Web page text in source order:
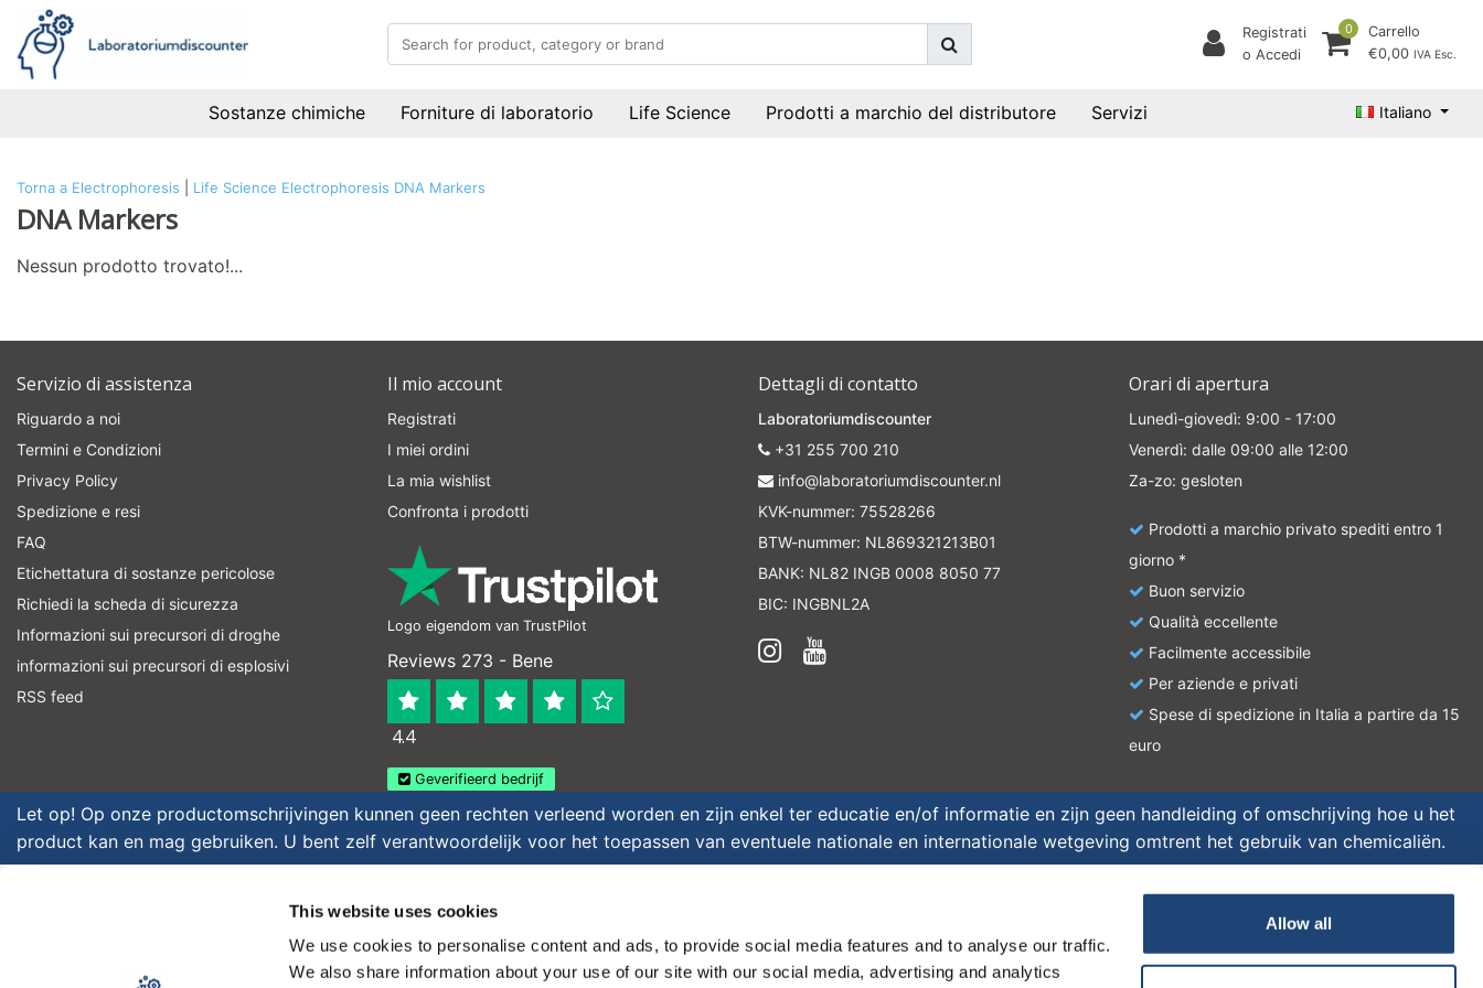
This website uses cookies
We use cookies to personalise content and ads, to provide social media features and to analyse our traffic.
We also share information about your use of our site with our social media, advertising and analytics
Allow all
Registrati
o Accedi
0
Carrello
€0,00 IVA Esc.
Sostanze chimiche Forniture di laboratorio Life Science Prodotti a marchio del distributore Servizi Italiano
Torna a Electrophoresis Life Science Electrophoresis DNA Markers
DNA Markers
Nessun prodotto trovato!...
Servizio di assistenza
Riguardo a noi
Termini e Condizioni
Privacy Policy
Spedizione e resi
FAQ
Etichettatura di sostanze pericolose
Richiedi la scheda di sicurezza
Informazioni sui precursori di droghe
informazioni sui precursori di esplosivi
RSS feed
Il mio account
Registrati
I miei ordini
La mia wishlist
Confronta i prodotti
Logo eigendom van TrustPilot
Reviews 273 - Bene
4.4
Geverifieerd bedrijf
Dettagli di contatto
Laboratoriumdiscounter
+31 255 700 210
info@laboratoriumdiscounter.nl
KVK-nummer: 75528266
BTW-nummer: NL869321213B01
BANK: NL82 INGB 0008 8050 77
BIC: INGBNL2A
Orari di apertura
Lunedì-giovedì: 9:00 - 17:00
Venerdì: dalle 09:00 alle 12:00
Za-zo: gesloten
Prodotti a marchio privato spediti entro 1
giorno *
Buon servizio
Qualità eccellente
Facilmente accessibile
Per aziende e privati
Spese di spedizione in Italia a partire da 15
euro
Let op! Op onze productomschrijvingen kunnen geen rechten verleend worden en zijn enkel ter educatie en/of informatie en zijn geen handleiding of omschrijving hoe u het
product kan en mag gebruiken. U bent zelf verantwoordelijk voor het toepassen van eventuele nationale en internationale wetgeving omtrent het gebruik van chemicaliën.
Tutti i prezzi sono al netto delle imposte